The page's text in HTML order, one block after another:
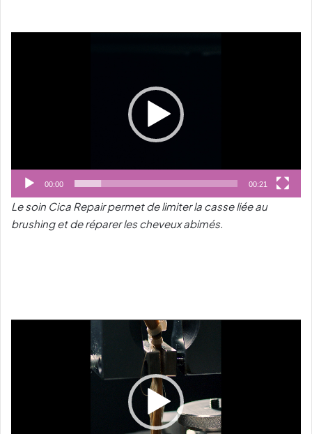
00:00 00:21
Le soin Cica Repair permet de limiter la casse liée au
brushing et de réparer les cheveux abimés.